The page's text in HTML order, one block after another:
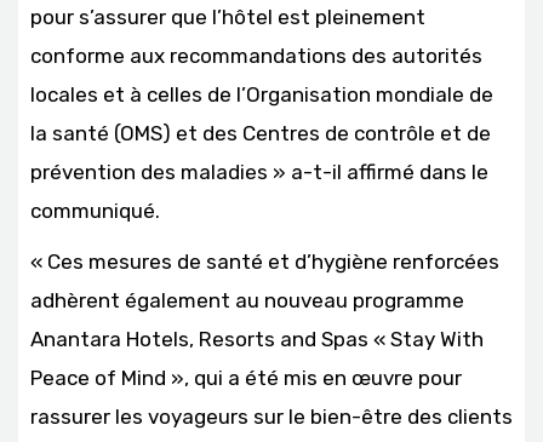
pour s’assurer que l’hôtel est pleinement
conforme aux recommandations des autorités
locales et à celles de l’Organisation mondiale de
la santé (OMS) et des Centres de contrôle et de
prévention des maladies » a-t-il affirmé dans le
communiqué.
« Ces mesures de santé et d’hygiène renforcées
adhèrent également au nouveau programme
Anantara Hotels, Resorts and Spas « Stay With
Peace of Mind », qui a été mis en œuvre pour
rassurer les voyageurs sur le bien-être des clients